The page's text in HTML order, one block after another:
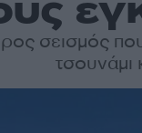
σεισμός
τσουνάμι